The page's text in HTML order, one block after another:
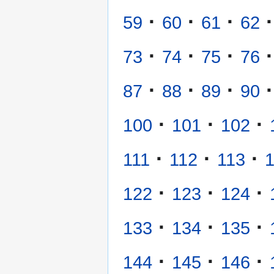
59 · 60 · 61 · 62 ·
73 · 74 · 75 · 76 ·
87 · 88 · 89 · 90 ·
100 · 101 · 102 ·
111 · 112 · 113 ·
122 · 123 · 124 ·
133 · 134 · 135 ·
144 · 145 · 146 ·